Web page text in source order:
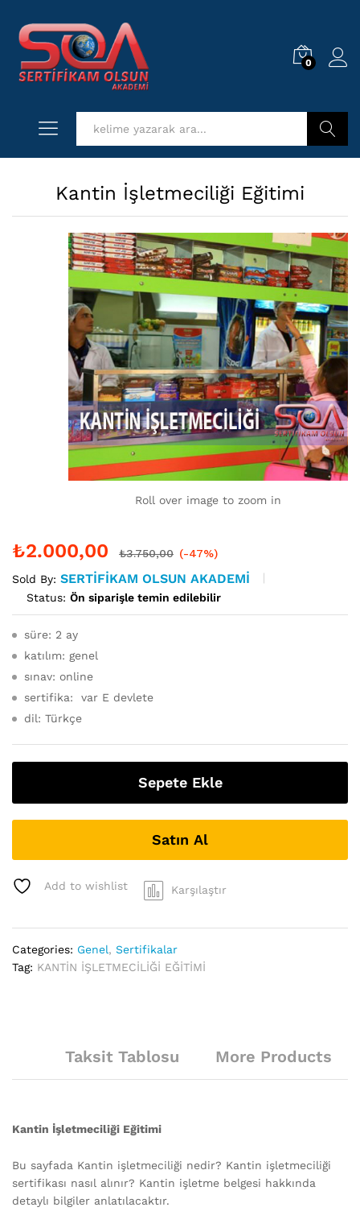
0
Kantin İşletmeciliği Eğitimi
Roll over image to zoom in
₺2.000,00 ₺3.750,00 (-47%)
Sold By: SERTIFIKAM OLSUN AKADEMI
Status: Ön siparişle temin edilebilir
süre: 2 ay
katılım: genel
sınav: online
sertifika: var E devlete
dil: Türkçe
Sepete Ekle
Satın Al
Add to wishlist Karşılaştır
Categories: Genel, Sertifikalar
Tag: KANTİN İŞLETMECİLİĞİ EĞİTİMİ
Taksit Tablosu More Products
Kantin İşletmeciliği Eğitimi
Bu sayfada Kantin işletmeciliği nedir? Kantin işletmeciliği
sertifikası nasıl alınır? Kantin işletme belgesi hakkında
detaylı bilgiler anlatılacaktır.